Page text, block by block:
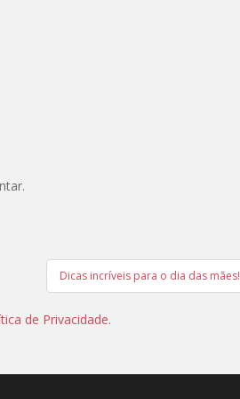
Dicas incríveis para o dia das mães!
de Privacidade.